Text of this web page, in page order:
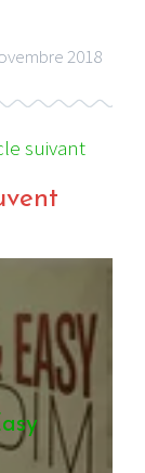
2018
suivant